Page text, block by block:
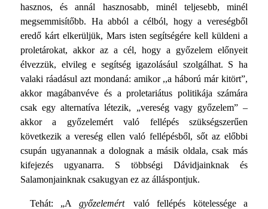
hasznos, és annál hasznosabb, minél teljesebb, minél
megsemmisítőbb. Ha abból a célból, hogy a vereségből
eredő kárt elkerüljük, Mars isten segítségére kell küldeni a
proletárokat, akkor az a cél, hogy a győzelem előnyeit
élvezzük, elvileg e segítség igazolásául szolgálhat. S ha
valaki ráadásul azt mondaná: amikor ,,a háború már kitört”,
akkor magábanvéve és a proletariátus politikája számára
csak egy alternatíva létezik, „vereség vagy győzelem” –
akkor a győzelemért való fellépés szükségszerűen
következik a vereség ellen való fellépésből, sőt az előbbi
csupán ugyanannak a dolog­nak a másik oldala, csak más
kifejezés ugyanarra. S többségi Dávidjainknak és
Salamonjainknak csakugyan ez az állás­pontjuk.
Tehát: „A győzelemértvaló fellépés kötelessége a